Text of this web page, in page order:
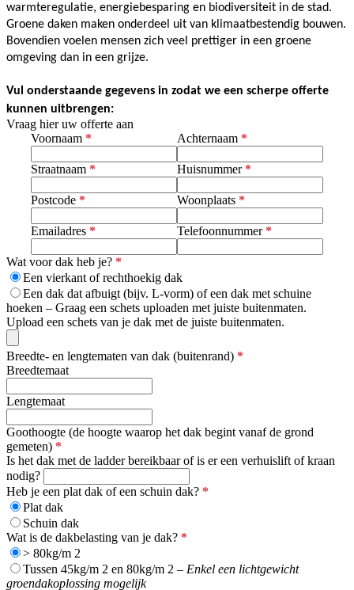
warmteregulatie, energiebesparing en biodiversiteit in de stad.
Groene daken maken onderdeel uit van klimaatbestendig bouwen.
Bovendien voelen mensen zich veel prettiger in een groene
omgeving dan in een grijze.
Vul onderstaande gegevens in zodat we een scherpe offerte
kunnen uitbrengen:
Vraag hier uw offerte aan
Voornaam * Achternaam *
Straatnaam * Huisnummer *
Postcode * Woonplaats *
Emailadres * Telefoonnummer *
Wat voor dak heb je? *
Een vierkant of rechthoekig dak
Een dak dat afbuigt (bijv. L-vorm) of een dak met schuine
hoeken – Graag een schets uploaden met juiste buitenmaten.
Upload een schets van je dak met de juiste buitenmaten.
Breedte- en lengtematen van dak (buitenrand) *
Breedtemaat
Lengtemaat
Goothoogte (de hoogte waarop het dak begint vanaf de grond
gemeten) *
Is het dak met de ladder bereikbaar of is er een verhuislift of kraan
nodig?
Heb je een plat dak of een schuin dak? *
Plat dak
Schuin dak
Wat is de dakbelasting van je dak? *
> 80kg/m 2
Tussen 45kg/m 2 en 80kg/m 2 – Enkel een lichtgewicht
groendakoplossing mogelijk